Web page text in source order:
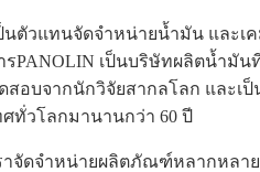
นตัวแทนจัดจำหน่ายน้ำมัน และเ
รPANOLIN เป็นบริษัทผลิตน้ำมั
สอบจากนักวิจัยสากลโลก และ
ศทั่วโลกมานานกว่า 60 ปี
าจัดจำหน่ายผลิตภัณฑ์หลากหลา